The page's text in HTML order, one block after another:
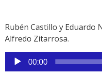
Rubén Castillo y Eduardo
Alfredo Zitarrosa.
Reproductor
de
00:00